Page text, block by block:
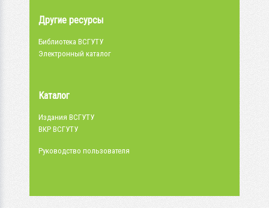
Другие ресурсы
Библиотека ВСГУТУ
Электронный каталог
Каталог
Издания ВСГУТУ
ВКР ВСГУТУ
Руководство пользователя